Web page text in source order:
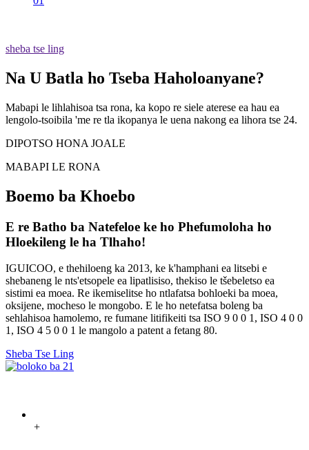
sheba tse ling
Na U Batla ho Tseba Haholoanyane?
Mabapi le lihlahisoa tsa rona, ka kopo re siele aterese ea hau ea
lengolo-tsoibila 'me re tla ikopanya le uena nakong ea lihora tse 24.
DIPOTSO HONA JOALE
MABAPI LE RONA
Boemo ba Khoebo
E re Batho ba Natefeloe ke ho Phefumoloha ho
Hloekileng le ha Tlhaho!
IGUICOO, e thehiloeng ka 2013, ke k'hamphani ea litsebi e
shebaneng le nts'etsopele ea lipatlisiso, thekiso le tšebeletso ea
sistimi ea moea. Re ikemiselitse ho ntlafatsa bohloeki ba moea,
oksijene, mocheso le mongobo. E le ho netefatsa boleng ba
sehlahisoa hamolemo, re fumane litifikeiti tsa ISO 9 0 0 1, ISO 4 0 0
1, ISO 4 5 0 0 1 le mangolo a patent a fetang 80.
Sheba Tse Ling
+